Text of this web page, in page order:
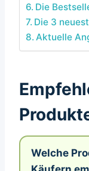
Die
Die 3
Aktuelle
Welche